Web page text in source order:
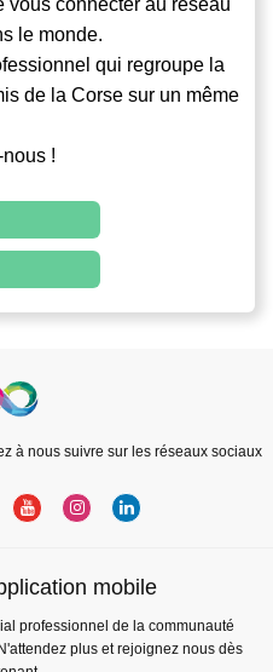
vous connecter au réseau
le monde.
qui regroupe la
de la Corse sur un même
!
à nous suivre sur les réseaux sociaux
mobile
professionnel de la communauté
plus et rejoignez nous dès